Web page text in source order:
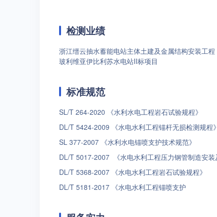
检测业绩
浙江缙云抽水蓄能电站主体土建及金属结构安装工程
玻利维亚伊比利苏水电站II标项目
标准规范
SL/T 264-2020 《水利水电工程岩石试验规程》
DL/T 5424-2009 《水电水利工程锚杆无损检测规程》
SL 377-2007 《水利水电锚喷支护技术规范》
DL/T 5017-2007 《水电水利工程压力钢管制造安装
DL/T 5368-2007 《水电水利工程岩石试验规程》
DL/T 5181-2017 《水电水利工程锚喷支护